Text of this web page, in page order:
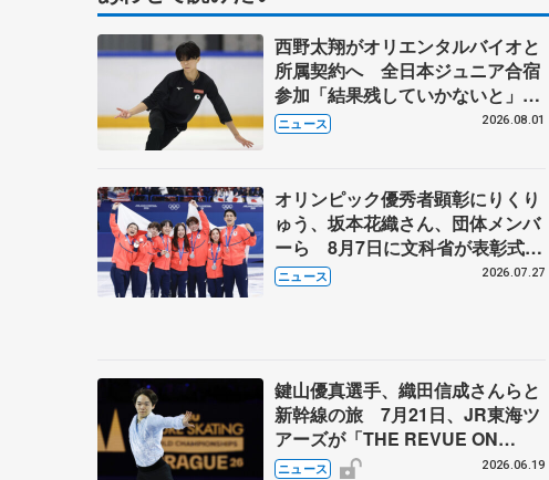
西野太翔がオリエンタルバイオと
所属契約へ 全日本ジュニア合宿
参加「結果残していかないと」
講師はジェーソン・ブラウン、岡
万佑子は助言感謝
ニュース 2026.08.01
オリンピック優秀者顕彰にりくり
ゅう、坂本花織さん、団体メンバ
ーら 8月7日に文科省が表彰式、
ブルーノ・マルコット、中野園子
らコーチも
ニュース 2026.07.27
鍵山優真選手、織田信成さんらと
新幹線の旅 7月21日、JR東海ツ
アーズが「THE REVUE ON
SHINKANSEN」を運行
ニュース 2026.06.19